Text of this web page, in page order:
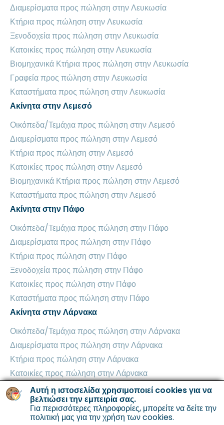
Αυτή η ιστοσελίδα χρησιμοποιεί cookies για να
βελτιώσει την εμπειρία σας.
Για περισσότερες πληροφορίες, μπορείτε να δείτε την
πολιτική μας για την χρήση των cookies.
Διαμερίσματα προς πώληση στην Λευκωσία
Κτήρια προς πώληση στην Λευκωσία
Ξενοδοχεία προς πώληση στην Λευκωσία
Κατοικίες προς πώληση στην Λευκωσία
Βιομηχανικά Κτήρια προς πώληση στην Λευκωσία
Γραφεία προς πώληση στην Λευκωσία
Καταστήματα προς πώληση στην Λευκωσία
Ακίνητα στην Λεμεσό
Οικόπεδα/Τεμάχια προς πώληση στην Λεμεσό
Διαμερίσματα προς πώληση στην Λεμεσό
Κτήρια προς πώληση στην Λεμεσό
Κατοικίες προς πώληση στην Λεμεσό
Βιομηχανικά Κτήρια προς πώληση στην Λεμεσό
Καταστήματα προς πώληση στην Λεμεσό
Ακίνητα στην Πάφο
Οικόπεδα/Τεμάχια προς πώληση στην Πάφο
Διαμερίσματα προς πώληση στην Πάφο
Κτήρια προς πώληση στην Πάφο
Ξενοδοχεία προς πώληση στην Πάφο
Κατοικίες προς πώληση στην Πάφο
Καταστήματα προς πώληση στην Πάφο
Ακίνητα στην Λάρνακα
Οικόπεδα/Τεμάχια προς πώληση στην Λάρνακα
Διαμερίσματα προς πώληση στην Λάρνακα
Κτήρια προς πώληση στην Λάρνακα
Κατοικίες προς πώληση στην Λάρνακα
Βιομηχανικά Κτήρια προς πώληση στην Λάρνακα
Καταστήματα προς πώληση στην Λάρνακα
Ακίνητα στην Αμμόχωστο